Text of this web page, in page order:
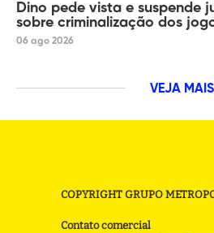
Dino pede vista e suspende
sobre criminalização dos
06 ago 2026
VEJA MAIS
COPYRIGHT GRUPO
Contato comercial